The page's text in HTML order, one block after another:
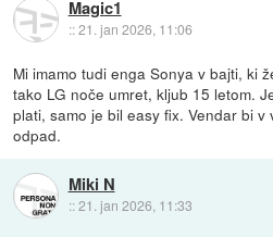
Magic1
::21. jan 2026, 11:06
Mi imamo tudi enga Sonya v bajti, ki
tako LG noče umret, kljub 15 letom.
plati, samo je bil easy fix. Vendar bi
odpad.
Miki N
::21. jan 2026, 11:33